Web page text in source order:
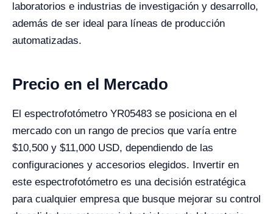
laboratorios e industrias de investigación y desarrollo,
además de ser ideal para líneas de producción
automatizadas.
Precio en el Mercado
El espectrofotómetro YR05483 se posiciona en el
mercado con un rango de precios que varía entre
$10,500 y $11,000 USD, dependiendo de las
configuraciones y accesorios elegidos. Invertir en
este espectrofotómetro es una decisión estratégica
para cualquier empresa que busque mejorar su control